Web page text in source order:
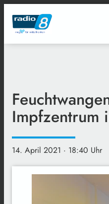
Impfzentrum
14. April 2021 · 18:40 Uhr